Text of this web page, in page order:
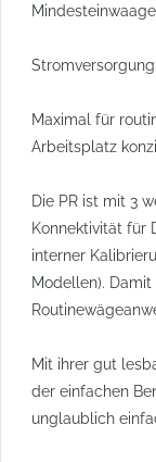
Maximal für
Arbeitsplatz
Die PR ist mit 3
Konnektivität für
interner
Modellen).
Mit ihrer gut
der einfachen
unglaublich